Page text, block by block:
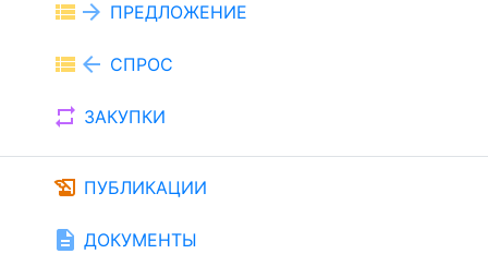
view_list arrow_forward ПРЕДЛОЖЕНИЕ
view_list arrow_back СПРОС
repeat ЗАКУПКИ
history_edu ПУБЛИКАЦИИ
description ДОКУМЕНТЫ